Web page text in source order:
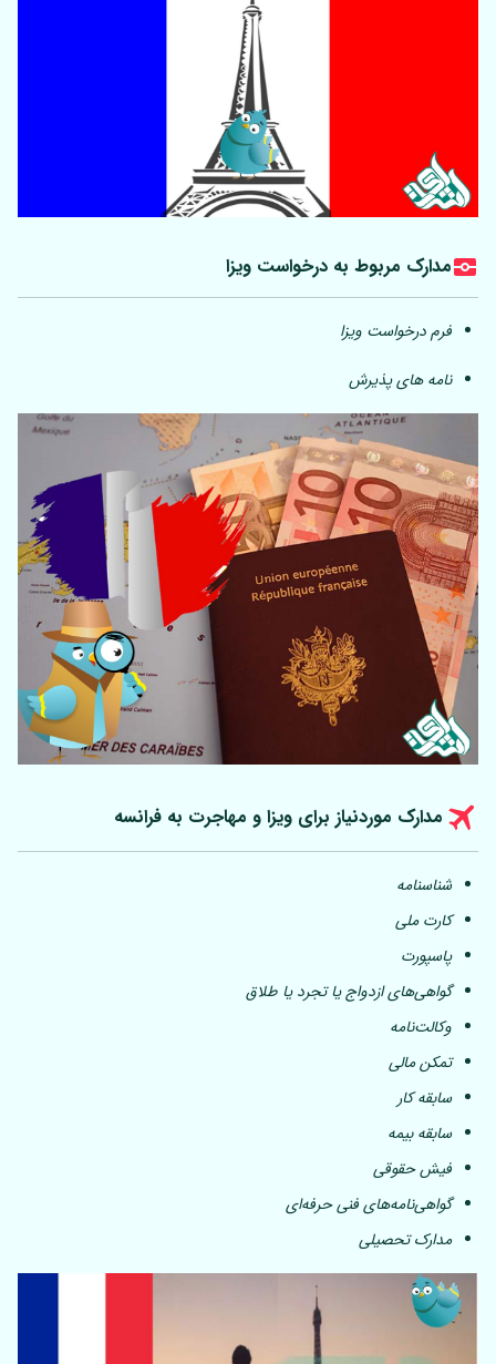
مدارک مربوط به درخواست ویزا
فرم درخواست ویزا
نامه های پذیرش
مدارک موردنیاز برای ویزا و مهاجرت به فرانسه
شناسنامه
کارت ملی
پاسپورت
گواهی‌های ازدواج یا تجرد یا طلاق
وکالت‌نامه
تمکن مالی
سابقه کار
سابقه بیمه
فیش حقوقی
گواهی‌نامه‌های فنی حرفه‌ای
مدارک تحصیلی